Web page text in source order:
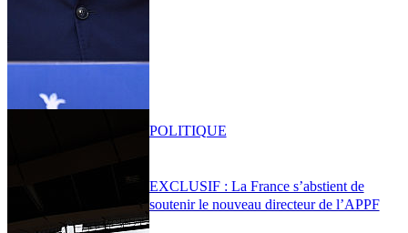
EXCLUSIF : La France s’abstient de
soutenir le nouveau directeur de l’APPF
POLITIQUE